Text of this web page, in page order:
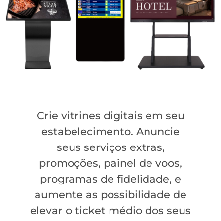
Crie vitrines digitais em seu
estabelecimento. Anuncie
seus serviços extras,
promoções, painel de voos,
programas de fidelidade, e
aumente as possibilidade de
elevar o ticket médio dos seus